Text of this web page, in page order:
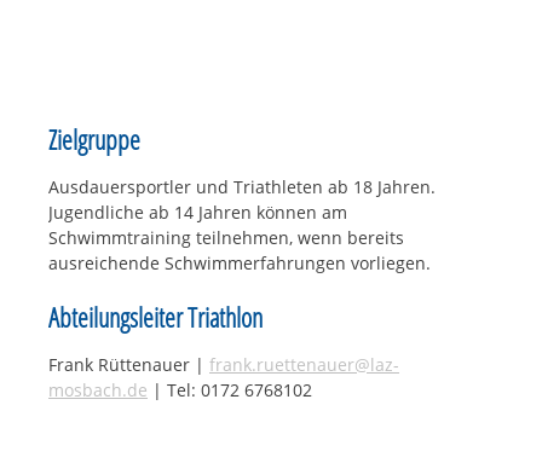
Zielgruppe
Ausdauersportler und Triathleten ab 18 Jahren.
Jugendliche ab 14 Jahren können am
Schwimmtraining teilnehmen, wenn bereits
ausreichende Schwimmerfahrungen vorliegen.
Abteilungsleiter Triathlon
Frank Rüttenauer | frank.ruettenauer@laz-
mosbach.de | Tel: 0172 6768102